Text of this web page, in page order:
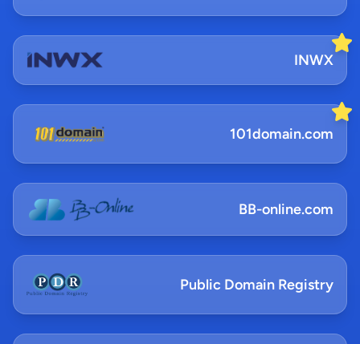
INWX
101domain.com
BB-online.com
Public Domain Registry